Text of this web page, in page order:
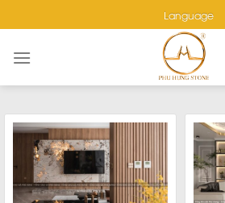
to
content
Language